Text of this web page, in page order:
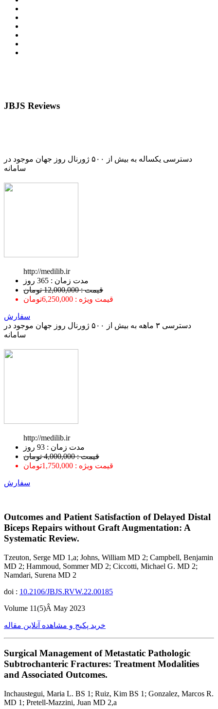
JBJS Reviews
دسترسی یکساله به بیش از ۵۰۰ ژورنال روز جهان موجود در
سامانه
http://medilib.ir
ﻣﺪﺕ ﺯﻣﺎﻥ : 365 ﺭﻭﺯ
قیمت : 12,000,000 تومان
قیمت ویژه : 6,250,000تومان
سفارش
دسترسی ۳ ماهه به بیش از ۵۰۰ ژورنال روز جهان موجود در
سامانه
http://medilib.ir
ﻣﺪﺕ ﺯﻣﺎﻥ : 93 ﺭﻭﺯ
قیمت : 4,000,000 تومان
قیمت ویژه : 1,750,000تومان
سفارش
Outcomes and Patient Satisfaction of Delayed Distal
Biceps Repairs without Graft Augmentation: A
Systematic Review.
Tzeuton, Serge MD 1,a; Johns, William MD 2; Campbell, Benjamin
MD 2; Hammoud, Sommer MD 2; Ciccotti, Michael G. MD 2;
Namdari, Surena MD 2
doi : 10.2106/JBJS.RVW.22.00185
Volume 11(5)Â May 2023
خرید پکیج و مشاهده آنلاین مقاله
Surgical Management of Metastatic Pathologic
Subtrochanteric Fractures: Treatment Modalities
and Associated Outcomes.
Inchaustegui, Maria L. BS 1; Ruiz, Kim BS 1; Gonzalez, Marcos R.
MD 1; Pretell-Mazzini, Juan MD 2,a